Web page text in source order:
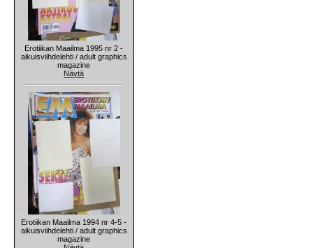
Erotiikan Maailma 1995 nr 2 -
aikuisviihdelehti / adult graphics
magazine
Näytä
Erotiikan Maailma 1994 nr 4-5 -
aikuisviihdelehti / adult graphics
magazine